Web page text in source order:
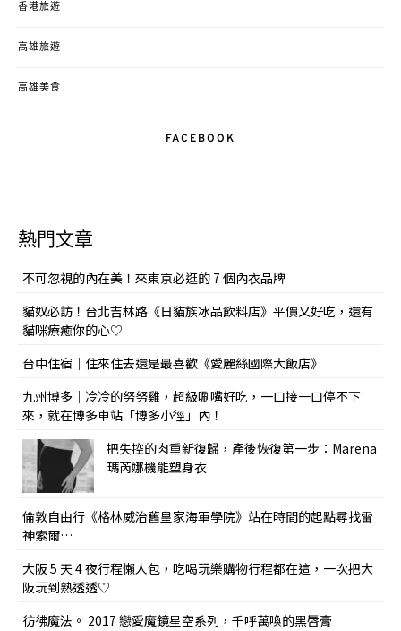
香港旅遊
高雄旅遊
高雄美食
FACEBOOK
熱門文章
不可忽視的內在美！來東京必逛的 7 個內衣品牌
貓奴必訪！台北吉林路《日貓族冰品飲料店》平價又好吃，還有
貓咪療癒你的心♡
台中住宿｜住來住去還是最喜歡《愛麗絲國際大飯店》
九州博多｜冷冷的努努雞，超級唰嘴好吃，一口接一口停不下
來，就在博多車站「博多小徑」內！
把失控的肉重新復歸，產後恢復第一步：Marena
瑪芮娜機能塑身衣
倫敦自由行《格林威治舊皇家海軍學院》站在時間的起點尋找雷
神索爾…
大阪 5 天 4 夜行程懶人包，吃喝玩樂購物行程都在這，一次把大
阪玩到熟透透♡
彷彿魔法。 2017 戀愛魔鏡星空系列，千呼萬喚的黑唇膏